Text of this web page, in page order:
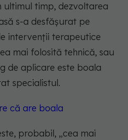
ultimul timp, dezvoltarea
s-a desfășurat pe
intervenții terapeutice
mai folosită tehnică, sau
de aplicare este boala
specialistul.
că are boala
probabil, „cea mai